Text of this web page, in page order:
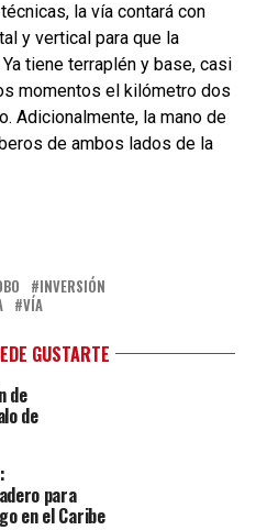
la vía contará con
y vertical para que la
tiene terraplén y base, casi
momentos el kilómetro dos
Adicionalmente, la mano de
de ambos lados de la
INVERSIÓN
VÍA
GUSTARTE
de
de
para
en el Caribe